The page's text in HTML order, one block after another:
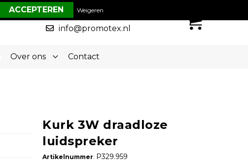
050-5773636
info@promotex.nl
Over ons Contact
Kurk 3W draadloze
luidspreker
Artikelnummer: P329.959
Weigeren